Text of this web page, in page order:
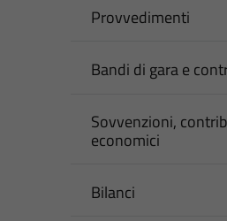
Provvedimenti
Bandi di gara e
Sovvenzioni,
economici
Bilanci